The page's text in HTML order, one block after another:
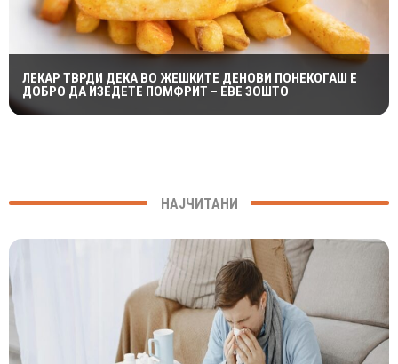
ЛЕКАР ТВРДИ ДЕКА ВО ЖЕШКИТЕ ДЕНОВИ ПОНЕКОГАШ Е
ДОБРО ДА ИЗЕДЕТЕ ПОМФРИТ – ЕВЕ ЗОШТО
НАЈЧИТАНИ